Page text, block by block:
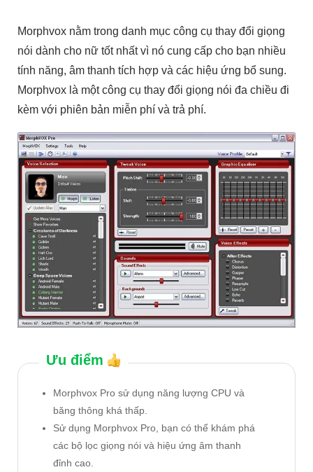
Morphvox nằm trong danh mục công cụ thay đổi giọng
nói dành cho nữ tốt nhất vì nó cung cấp cho bạn nhiều
tính năng, âm thanh tích hợp và các hiệu ứng bổ sung.
Morphvox là một công cụ thay đổi giọng nói đa chiều đi
kèm với phiên bản miễn phí và trả phí.
Ưu điểm
Morphvox Pro sử dụng năng lượng CPU và
băng thông khá thấp.
Sử dụng Morphvox Pro, bạn có thể khám phá
các bộ lọc giọng nói và hiệu ứng âm thanh
đỉnh cao.